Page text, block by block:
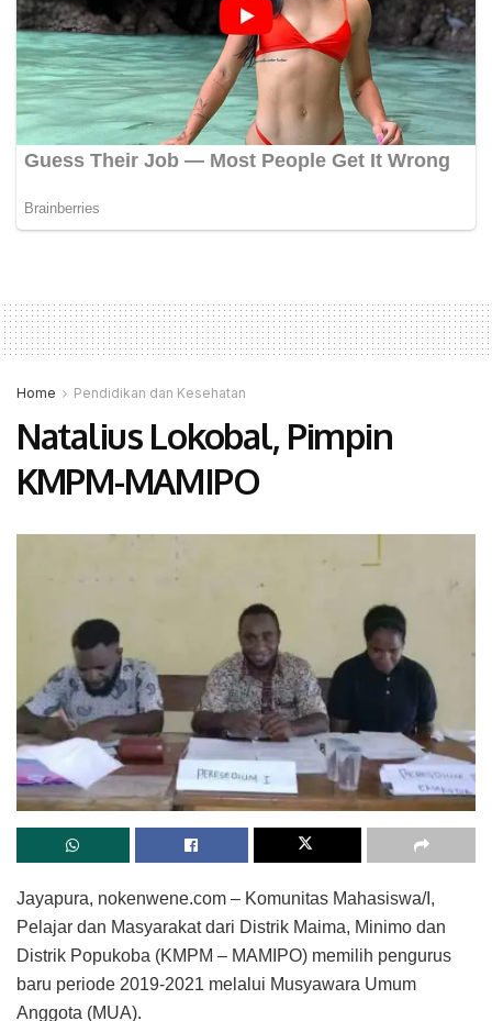
Home Pendidikan dan Kesehatan
Natalius Lokobal, Pimpin
KMPM-MAMIPO
Jayapura, nokenwene.com – Komunitas Mahasiswa/I,
Pelajar dan Masyarakat dari Distrik Maima, Minimo dan
Distrik Popukoba (KMPM – MAMIPO) memilih pengurus
baru periode 2019-2021 melalui Musyawara Umum
Anggota (MUA).